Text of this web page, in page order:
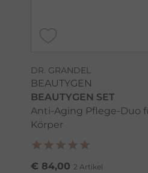
DR. GRANDEL
BEAUTYGEN
BEAUTYGEN SET
Anti-Aging Pflege-Duo
Körper
€ 84,00 2 Artikel